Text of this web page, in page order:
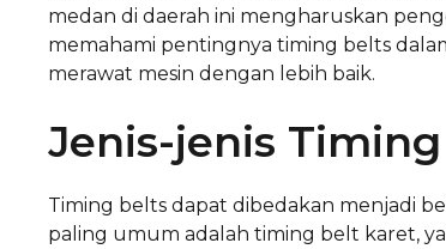
medan di daerah ini mengharuskan
memahami pentingnya timing belts
merawat mesin dengan lebih baik.
Jenis-jenis
Timing belts dapat dibedakan menjadi
paling umum adalah timing belt karet,